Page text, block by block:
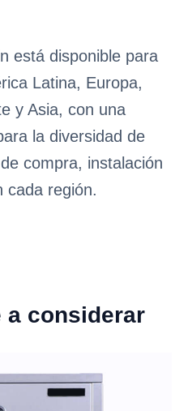
está disponible para
Latina, Europa,
y Asia, con una
la diversidad de
compra, instalación
cada región.
a considerar